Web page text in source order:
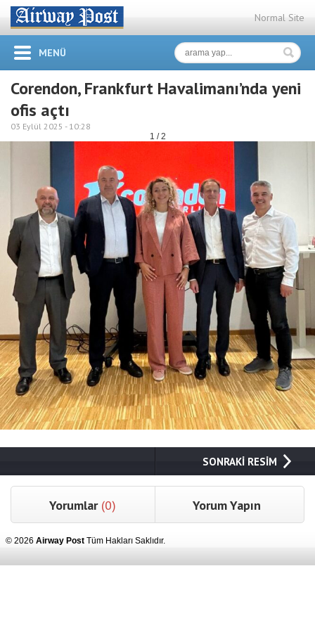
Normal Site
MENÜ
Corendon, Frankfurt Havalimanı’nda yeni
ofis açtı
03 Eylül 2025 - 10:28
1 / 2
SONRAKİ RESİM
Yorumlar (0) Yorum Yapın
© 2026 Airway Post Tüm Hakları Saklıdır.